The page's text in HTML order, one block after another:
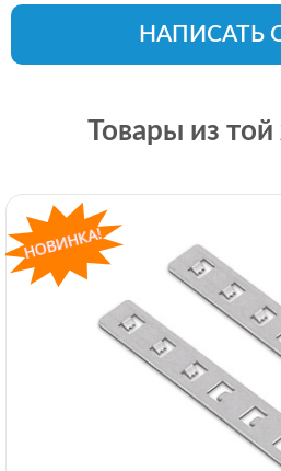
НАПИСАТЬ
Товары из